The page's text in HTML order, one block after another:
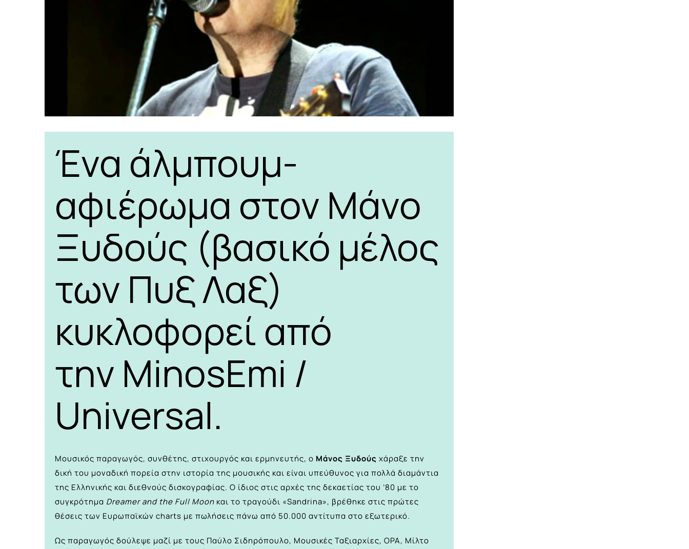
Ένα άλμπουμ-
αφιέρωμα στον Μάνο
Ξυδούς (βασικό μέλος
των Πυξ Λαξ)
κυκλοφορεί από
την MinosEmi /
Universal.
Μουσικός παραγωγός, συνθέτης, στιχουργός και ερμηνευτής, ο Μάνος Ξυδούς χάραξε την
δική του μοναδική πορεία στην ιστορία της μουσικής και είναι υπεύθυνος για πολλά διαμάντια
της Ελληνικής και διεθνούς δισκογραφίας. Ο ίδιος στις αρχές της δεκαετίας του ’80 με το
συγκρότημα Dreamer and the Full Moon και τo τραγούδι «Sandrina», βρέθηκε στις πρώτες
θέσεις των Ευρωπαϊκών charts με πωλήσεις πάνω από 50.000 αντίτυπα στο εξωτερικό.
Ως παραγωγός δούλεψε μαζί με τους Παύλο Σιδηρόπουλο, Μουσικές Ταξιαρχίες, OPA, Μίλτο